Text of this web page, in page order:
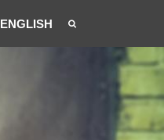
ENGLISH